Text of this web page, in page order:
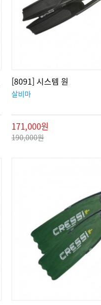
[8091] 시스템 원
살비마
171,000원
190,000원